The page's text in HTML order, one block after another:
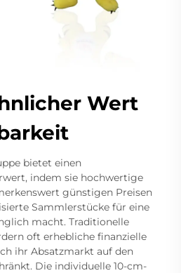
Wert
bietet einen
indem sie hochwertige
günstigen Preisen
Sammlerstücke für eine
macht. Traditionelle
oft erhebliche finanzielle
ihr Absatzmarkt auf den
Die individuelle 10-cm-